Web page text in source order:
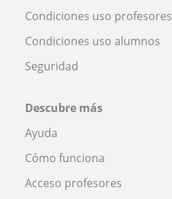
Condiciones uso profesores
Condiciones uso alumnos
Seguridad
Descubre más
Ayuda
Cómo funciona
Acceso profesores